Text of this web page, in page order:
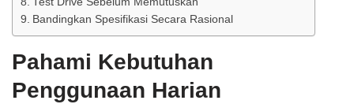
Bandingkan Spesifikasi Secara Rasional
Pahami Kebutuhan
Penggunaan Harian